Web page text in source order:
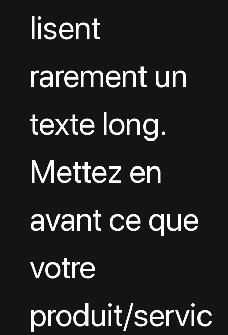
lisent
rarement un
texte long.
Mettez en
avant ce que
votre
produit/servic